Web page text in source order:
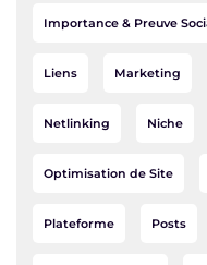
Importance & Preuve
Liens Marketing
Netlinking Niche
Optimisation de Site
Plateforme Posts